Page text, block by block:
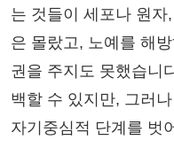
는 것들이 세포나 원
은 몰랐고, 노예를 해
권을 주지도 못했습니
백할 수 있지만, 그러
자기중심적 단계를 벗